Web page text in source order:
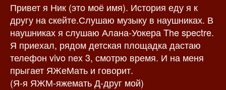
з
а
и
с
и
а
п
и
с
и
Привет я Ник (это моё имя). История еду я к
другу на скейте.Слушаю музыку в наушниках. В
наушниках я слушаю Алана-Уокера The spectre.
Я приехал, рядом детская площадка дастаю
телефон vivo nex 3, смотрю время. И на меня
прыгает ЯЖеМать и говорит.
(Я-я ЯЖМ-яжемать Д-друг мой)